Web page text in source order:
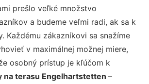
prešlo veľké množstvo
a budeme veľmi radi, ak sa k
Každému zákazníkovi sa snažíme
v maximálnej možnej miere,
osobný prístup je kľúčom k
na terasu Engelhartstetten –